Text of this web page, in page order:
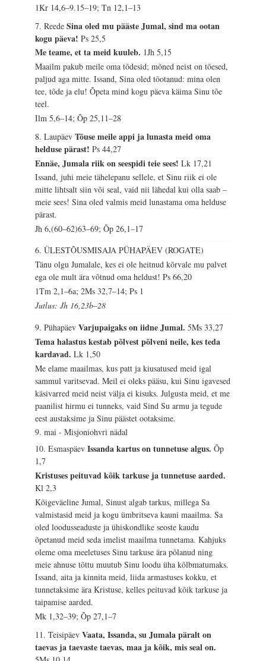
1Kr 14,6–9.15–19; Tn 12,1–13
7. ReedeSina oled mu pääste Jumal, sind ma ootan
kogu päeva!Ps 25,5
Me teame, et ta meid kuuleb. 1Jh 5,15
Maailm pakub meile oma tõdesid; mõned neist on tõesed,
paljud aga mitte. Issand, Sina oled tõotanud: mina olen
tee, tõde ja elu! Õpeta mind kogu päeva käima Sinu tõe
teel.
Ilm 5,6–14; Õp 25,11–28
8. LaupäevTõuse meile appi ja lunasta meid oma
helduse pärast!Ps 44,27
Ennäe, Jumala riik on seespidi teie sees!Lk 17,21
Issand, juhi meie tähelepanu sellele, et Sinu riik ei ole
mitte lihtsalt siin või seal, vaid nii lähedal kui olla saab –
meie sees! Sina oled valmis meid lunastama oma helduse
pärast.
Jh 6,(60–62)63–69; Õp 26,1–17
6. ÜLESTÕUSMISAJA PÜHAPÄEV (ROGATE)
Tänu olgu Jumalale, kes ei ole heitnud kõrvale mu palvet
ega ole mult ära võtnud oma heldust!Ps 66,20
1Tm 2,1–6a; 2Ms 32,7–14; Ps 1
Jutlus: Jh 16,23b–28
9. PühapäevVarjupaigaks on iidne Jumal.5Ms 33,27
Tema halastus kestab põlvest põlveni neile, kes teda
kardavad.Lk 1,50
Me elame maailmas, kus patt ja kiusatused meid igal
sammul varitsevad. Meil ei oleks pääsu, kui Sinu igavesed
käsivarred meid neist välja ei kisuks. Julgusta meid, et me
paanilist hirmu ei tunneks, vaid Sind Su armu ja tegude
eest austaksime ja Sinu päästet ootaksime.
9. mai - Misjoniohvri nädal
10. EsmaspäevIssanda kartus on tunnetuse algus.Õp
1,7
Kristuses peituvad kõik tarkuse ja tunnetuse aarded.
Kl 2,3
Kõigeväeline Jumal, Sinust algab tarkus, millega Sa
valmistasid meid ja kogu ümbritseva kauni maailma. Sa
oled loodusseaduste ja ühiskondlike seoste kaudu
õpetanud meid seda imelist maailma tunnetama. Kahjuks
oleme oma meeletuses Sinu tarkuse ära põlanud ning
meie ahnuse tõttu muutub Sinu loodu üha kõlbmatumaks.
Issand, aita ja kinnita meid, liida armastuses kokku, et
tunnetaksime ära Kristuse, kelles peituvad kõik tarkuse ja
taipamise aarded.
Mk 1,32–39; Õp 27,1–7
11. TeisipäevVaata, Issanda, su Jumala päralt on
taevas ja taevaste taevas, maa ja kõik, mis seal on.